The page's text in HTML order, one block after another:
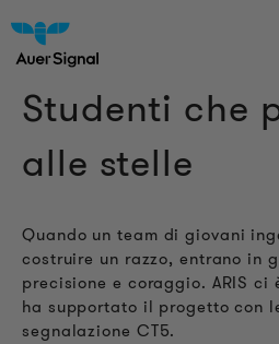
Studenti che
alle stelle
Quando un team di giovani
costruire un razzo, entrano in
precisione e coraggio. ARIS ci
ha supportato il progetto con
segnalazione CT5.